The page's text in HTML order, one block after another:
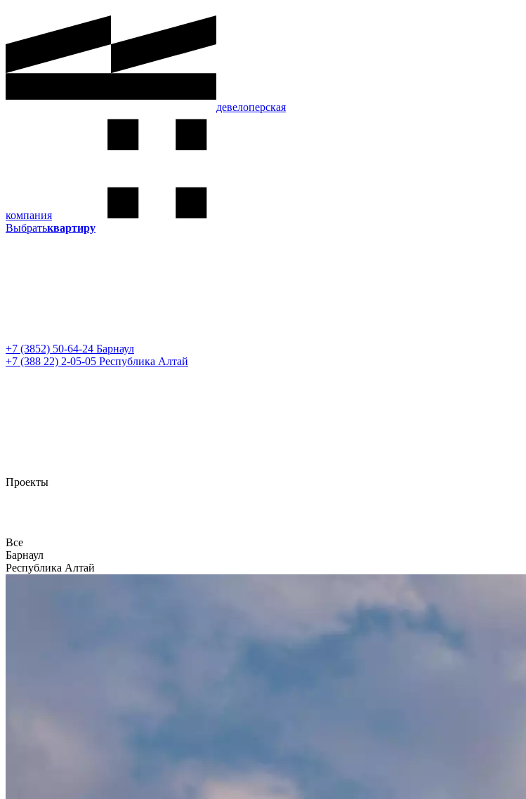
девелоперская
компания
Выбратьквартиру
+7 (3852) 50-64-24 Барнаул
+7 (388 22) 2-05-05 Республика Алтай
Проекты
Все
Барнаул
Республика Алтай